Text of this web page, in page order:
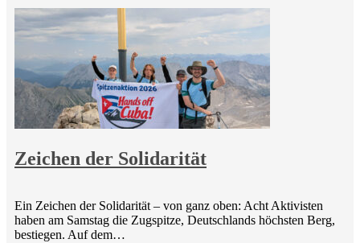
Zeichen der Solidarität
Ein Zeichen der Solidarität – von ganz oben: Acht Aktivisten
haben am Samstag die Zugspitze, Deutschlands höchsten Berg,
bestiegen. Auf dem…